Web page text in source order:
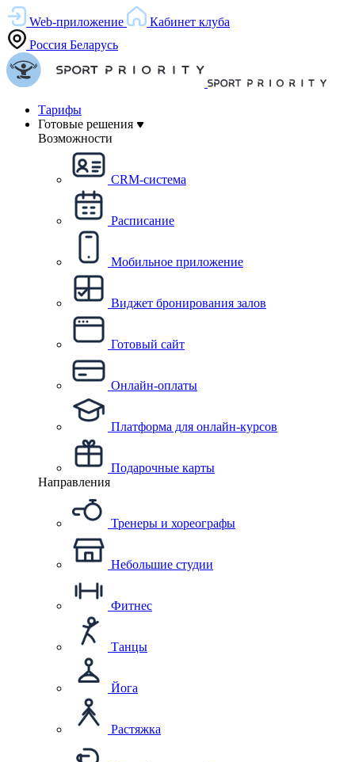
Web-приложение
Кабинет клуба
Россия Беларусь
Тарифы
Готовые решения
Возможности
CRM-система
Расписание
Мобильное приложение
Виджет бронирования залов
Готовый сайт
Онлайн-оплаты
Платформа для онлайн-курсов
Подарочные карты
Направления
Тренеры и хореографы
Небольшие студии
Фитнес
Танцы
Йога
Растяжка